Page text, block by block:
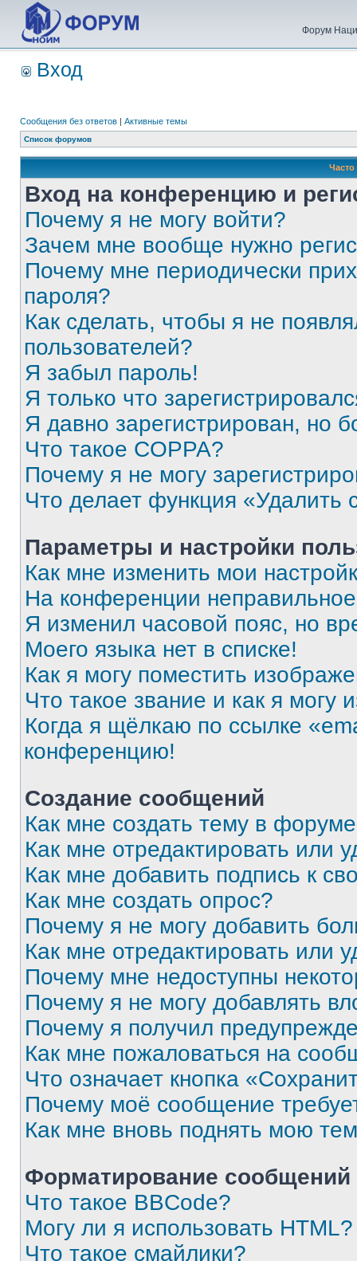
Форум
Вход
Сообщения без ответов | Активные темы
Список форумов
Вход на конференцию и
Почему я не могу войти?
Зачем мне вообще нужно
Почему мне периодически
пароля?
Как сделать, чтобы я не
пользователей?
Я забыл пароль!
Я только что
Я давно зарегистрирован, но
Что такое COPPA?
Почему я не могу
Что делает функция «Удалить
Параметры и настройки
Как мне изменить мои
На конференции
Я изменил часовой пояс, но
Моего языка нет в списке!
Как я могу поместить
Что такое звание и как я могу
Когда я щёлкаю по ссылке
конференцию!
Создание сообщений
Как мне создать тему в
Как мне отредактировать или
Как мне добавить подпись к
Как мне создать опрос?
Почему я не могу добавить
Как мне отредактировать или
Почему мне недоступны
Почему я не могу добавлять
Почему я получил
Как мне пожаловаться на
Что означает кнопка
Почему моё сообщение
Как мне вновь поднять мою
Форматирование
Что такое BBCode?
Могу ли я использовать HTML?
Что такое смайлики?